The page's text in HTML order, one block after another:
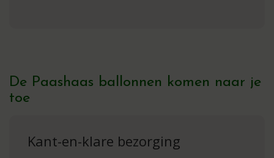
De Paashaas ballonnen komen naar je
toe
Kant-en-klare bezorging